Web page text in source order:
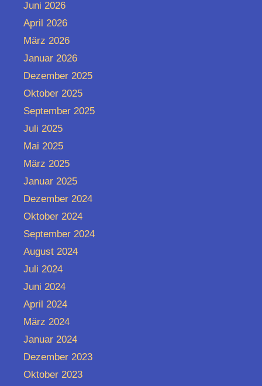
Juni 2026
April 2026
März 2026
Januar 2026
Dezember 2025
Oktober 2025
September 2025
Juli 2025
Mai 2025
März 2025
Januar 2025
Dezember 2024
Oktober 2024
September 2024
August 2024
Juli 2024
Juni 2024
April 2024
März 2024
Januar 2024
Dezember 2023
Oktober 2023